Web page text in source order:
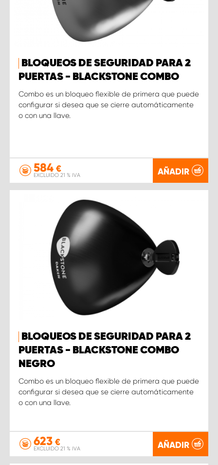
BLOQUEOS DE SEGURIDAD PARA 2
PUERTAS - BLACKSTONE COMBO
Combo es un bloqueo flexible de primera que puede
configurar si desea que se cierre automáticamente
o con una llave.
584 €
EXCLUIDO 21 % IVA AÑADIR
BLOQUEOS DE SEGURIDAD PARA 2
PUERTAS - BLACKSTONE COMBO
NEGRO
Combo es un bloqueo flexible de primera que puede
configurar si desea que se cierre automáticamente
o con una llave.
623 €
EXCLUIDO 21 % IVA AÑADIR